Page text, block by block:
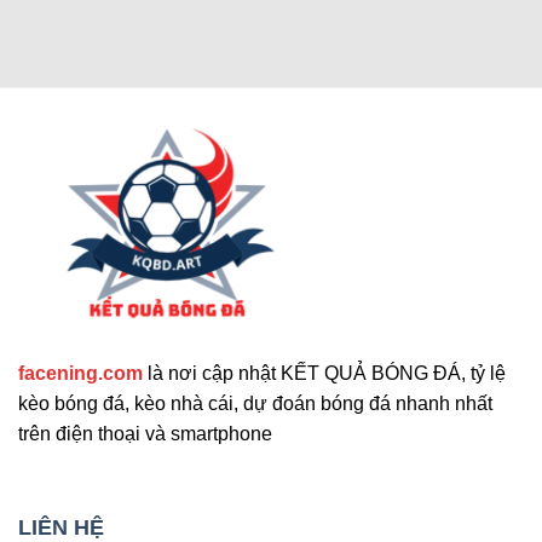
Ngoài các tính năng chính, trang web còn cung
cấp nhiều công cụ hỗ trợ khác. Những tính năng
mở rộng nổi bật mà bạn không nên bỏ qua. Chúng
facening.com là nơi cập nhật KẾT QUẢ BÓNG ĐÁ, tỷ lệ
kèo bóng đá, kèo nhà cái, dự đoán bóng đá nhanh nhất
trên điện thoại và smartphone
LIÊN HỆ